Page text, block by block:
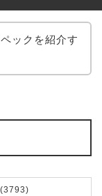
ックを紹介す